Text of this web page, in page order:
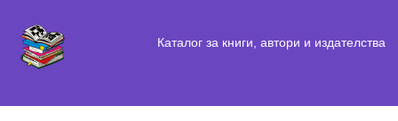
Каталог за книги, автори и издателства